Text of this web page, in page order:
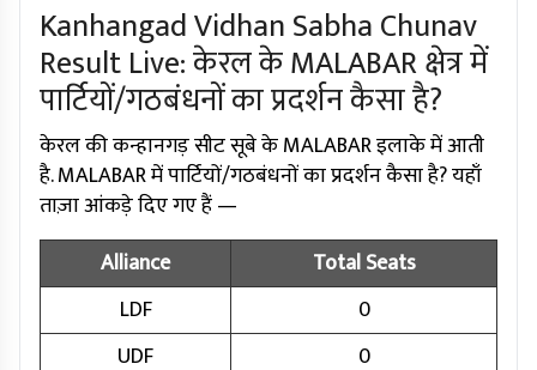
Kanhangad Vidhan Sabha Chunav
Result Live: केरल के MALABAR क्षेत्र में
पार्टियों/गठबंधनों का प्रदर्शन कैसा है?
केरल की कन्हानगड़ सीट सूबे के MALABAR इलाके में आती
है. MALABAR में पार्टियों/गठबंधनों का प्रदर्शन कैसा है? यहाँ
ताज़ा आंकड़े दिए गए हैं —
Alliance
Total Seats
LDF
0
UDF
0